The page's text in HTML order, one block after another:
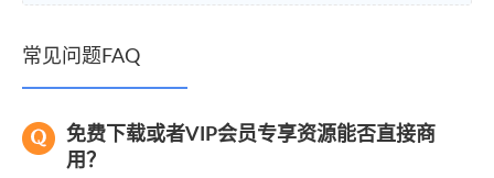
常见问题FAQ
免费下载或者VIP会员专享资源能否直接商
用？